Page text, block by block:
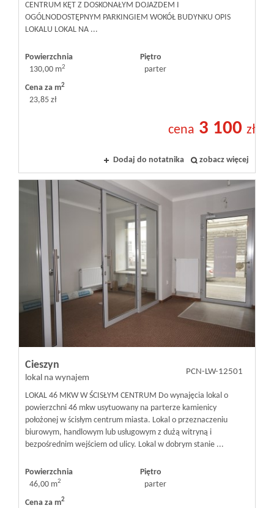
CENTRUM KĘT Z DOSKONAŁYM DOJAZDEM I
OGÓLNODOSTĘPNYM PARKINGIEM WOKÓŁ BUDYNKU OPIS
LOKALU LOKAL NA ...
Powierzchnia
130,00 m2
Piętro
parter
Cena za m2
23,85 zł
cena 3 100 zł
Dodaj do notatnika zobacz więcej
Cieszyn
lokal na wynajem
PCN-LW-12501
LOKAL 46 MKW W ŚCISŁYM CENTRUM Do wynajęcia lokal o
powierzchni 46 mkw usytuowany na parterze kamienicy
położonej w ścisłym centrum miasta. Lokal o przeznaczeniu
biurowym, handlowym lub usługowym z dużą witryną i
bezpośrednim wejściem od ulicy. Lokal w dobrym stanie ...
Powierzchnia
46,00 m2
Piętro
parter
Cena za m2